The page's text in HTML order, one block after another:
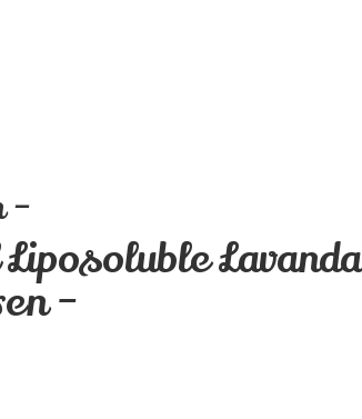
–
Lavanda
–